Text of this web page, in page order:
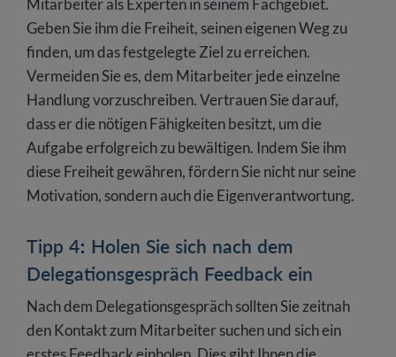
Mitarbeiter als Experten in seinem Fachgebiet.
Geben Sie ihm die Freiheit, seinen eigenen Weg zu
finden, um das festgelegte Ziel zu erreichen.
Vermeiden Sie es, dem Mitarbeiter jede einzelne
Handlung vorzuschreiben. Vertrauen Sie darauf,
dass er die nötigen Fähigkeiten besitzt, um die
Aufgabe erfolgreich zu bewältigen. Indem Sie ihm
diese Freiheit gewähren, fördern Sie nicht nur seine
Motivation, sondern auch die Eigenverantwortung.
Tipp 4: Holen Sie sich nach dem
Delegationsgespräch Feedback ein
Nach dem Delegationsgespräch sollten Sie zeitnah
den Kontakt zum Mitarbeiter suchen und sich ein